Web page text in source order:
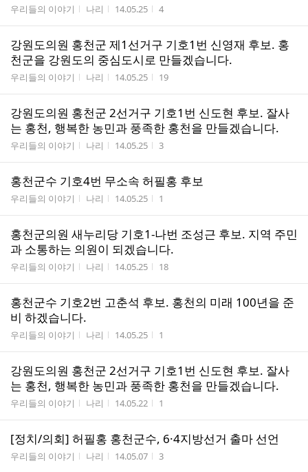
게시판명
우리들의 이야기 작성자
나리 작성시간
14.05.25 조회수
4
강원도의원 홍천군 제1선거구 기호1번 신영재 후보. 홍
천군을 강원도의 중심도시로 만들겠습니다.
게시판명
우리들의 이야기 작성자
나리 작성시간
14.05.25 조회수
19
강원도의원 홍천군 2선거구 기호1번 신도현 후보. 잘사
는 홍천, 행복한 농민과 풍족한 홍천을 만들겠습니다.
게시판명
우리들의 이야기 작성자
나리 작성시간
14.05.25 조회수
3
홍천군수 기호4번 무소속 허필홍 후보
게시판명
우리들의 이야기 작성자
나리 작성시간
14.05.25 조회수
1
홍천군의원 새누리당 기호1-나번 조성근 후보. 지역 주민
과 소통하는 의원이 되겠습니다.
게시판명
우리들의 이야기 작성자
나리 작성시간
14.05.25 조회수
18
홍천군수 기호2번 고춘석 후보. 홍천의 미래 100년을 준
비 하겠습니다.
게시판명
우리들의 이야기 작성자
나리 작성시간
14.05.25 조회수
1
강원도의원 홍천군 2선거구 기호1번 신도현 후보. 잘사
는 홍천, 행복한 농민과 풍족한 홍천을 만들겠습니다.
게시판명
우리들의 이야기 작성자
나리 작성시간
14.05.22 조회수
1
[정치/의회] 허필홍 홍천군수, 6·4지방선거 출마 선언
게시판명
우리들의 이야기 작성자
나리 작성시간
14.05.07 조회수
3